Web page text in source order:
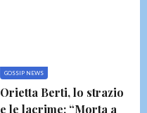
GOSSIP NEWS
Orietta Berti, lo strazio
e le lacrime: “Morta a